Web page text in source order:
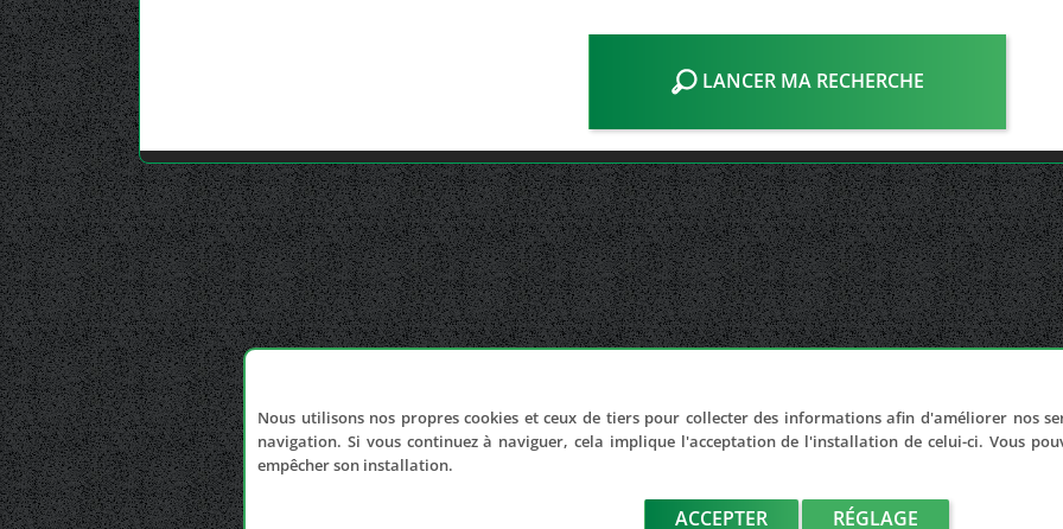
LANCER MA RECHERCHE
Nous utilisons nos propres cookies et ceux de tiers pour collecter des informations afin d'améliorer nos
navigation. Si vous continuez à naviguer, cela implique l'acceptation de l'installation de celui-ci. Vous
empêcher son installation.
ACCEPTER RÉGLAGE